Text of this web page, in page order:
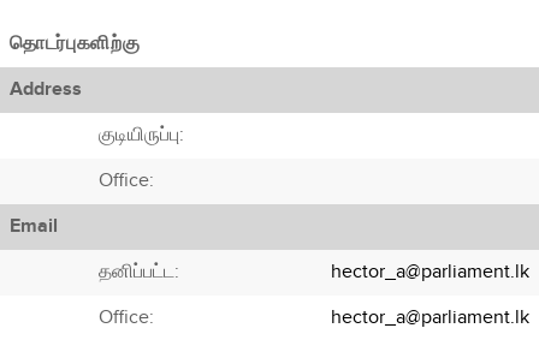
தொடர்புகளிற்கு
Address
குடியிருப்பு:
Office:
Email
தனிப்பட்ட:
hector_a@parliament.lk
Office:
hector_a@parliament.lk